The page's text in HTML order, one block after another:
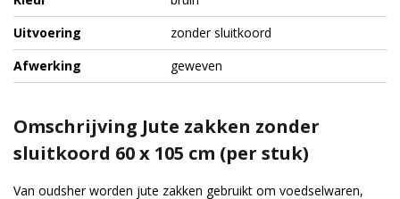
Uitvoering
zonder sluitkoord
Afwerking
geweven
Omschrijving Jute zakken zonder
sluitkoord 60 x 105 cm (per stuk)
Van oudsher worden jute zakken gebruikt om voedselwaren,